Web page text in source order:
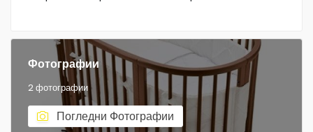
Фотографии
2 фотографии
Погледни Фотографии